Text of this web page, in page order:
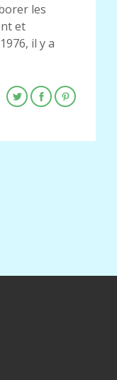
les
et
il y a